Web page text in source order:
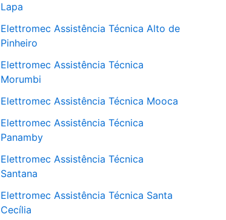
Lapa
Elettromec Assistência Técnica Alto de
Pinheiro
Elettromec Assistência Técnica
Morumbi
Elettromec Assistência Técnica Mooca
Elettromec Assistência Técnica
Panamby
Elettromec Assistência Técnica
Santana
Elettromec Assistência Técnica Santa
Cecília